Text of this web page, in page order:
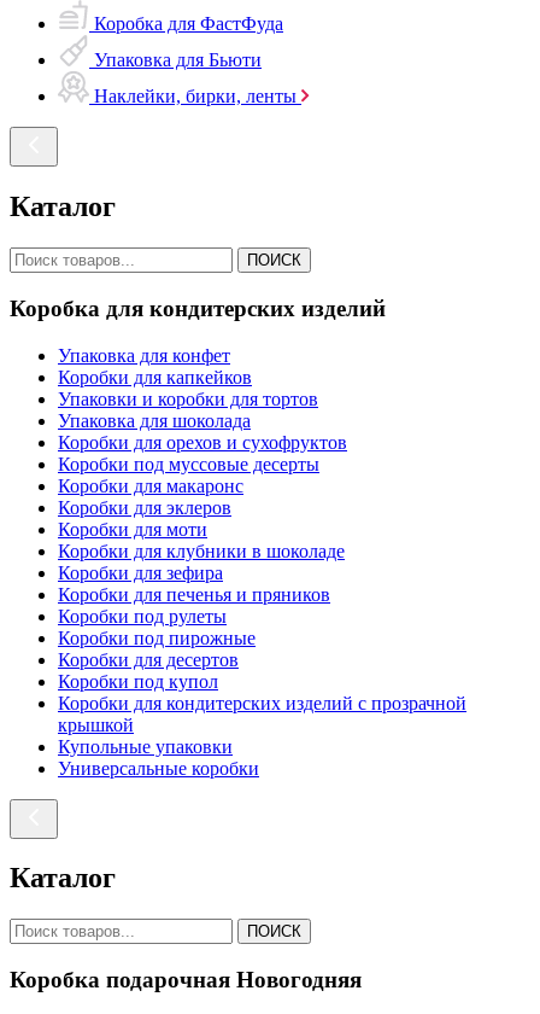
Коробка для ФастФуда
Упаковка для Бьюти
Наклейки, бирки, ленты
Каталог
ПОИСК
Коробка для кондитерских изделий
Упаковка для конфет
Коробки для капкейков
Упаковки и коробки для тортов
Упаковка для шоколада
Коробки для орехов и сухофруктов
Коробки под муссовые десерты
Коробки для макаронс
Коробки для эклеров
Коробки для моти
Коробки для клубники в шоколаде
Коробки для зефира
Коробки для печенья и пряников
Коробки под рулеты
Коробки под пирожные
Коробки для десертов
Коробки под купол
Коробки для кондитерских изделий с прозрачной
крышкой
Купольные упаковки
Универсальные коробки
Каталог
ПОИСК
Коробка подарочная Новогодняя